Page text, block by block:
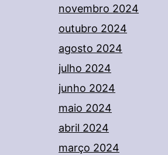
novembro 2024
outubro 2024
agosto 2024
julho 2024
junho 2024
maio 2024
abril 2024
março 2024